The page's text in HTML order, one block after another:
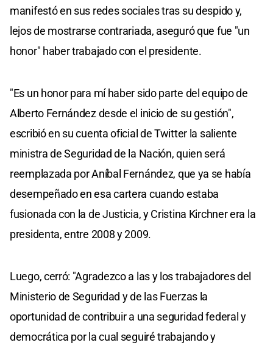
manifestó en sus redes sociales tras su despido y,
lejos de mostrarse contrariada, aseguró que fue "un
honor" haber trabajado con el presidente.
"Es un honor para mí haber sido parte del equipo de
Alberto Fernández desde el inicio de su gestión",
escribió en su cuenta oficial de Twitter la saliente
ministra de Seguridad de la Nación, quien será
reemplazada por Aníbal Fernández, que ya se había
desempeñado en esa cartera cuando estaba
fusionada con la de Justicia, y Cristina Kirchner era la
presidenta, entre 2008 y 2009.
Luego, cerró: "Agradezco a las y los trabajadores del
Ministerio de Seguridad y de las Fuerzas la
oportunidad de contribuir a una seguridad federal y
democrática por la cual seguiré trabajando y